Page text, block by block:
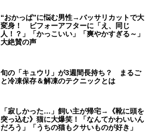
“おかっぱ”に悩む男性→バッサリカットで大
変身！ ビフォーアフターに「え、同じ
人！？」「かっこいい」「爽やかすぎる～」
大絶賛の声
旬の「キュウリ」が3週間長持ち？ まるご
と冷凍保存＆解凍のテクニックとは
「寂しかった…」飼い主が帰宅→《靴に頭を
突っ込む》猫に大爆笑！「なんてかわいいん
だろう」「うちの猫もクサいものが好き」